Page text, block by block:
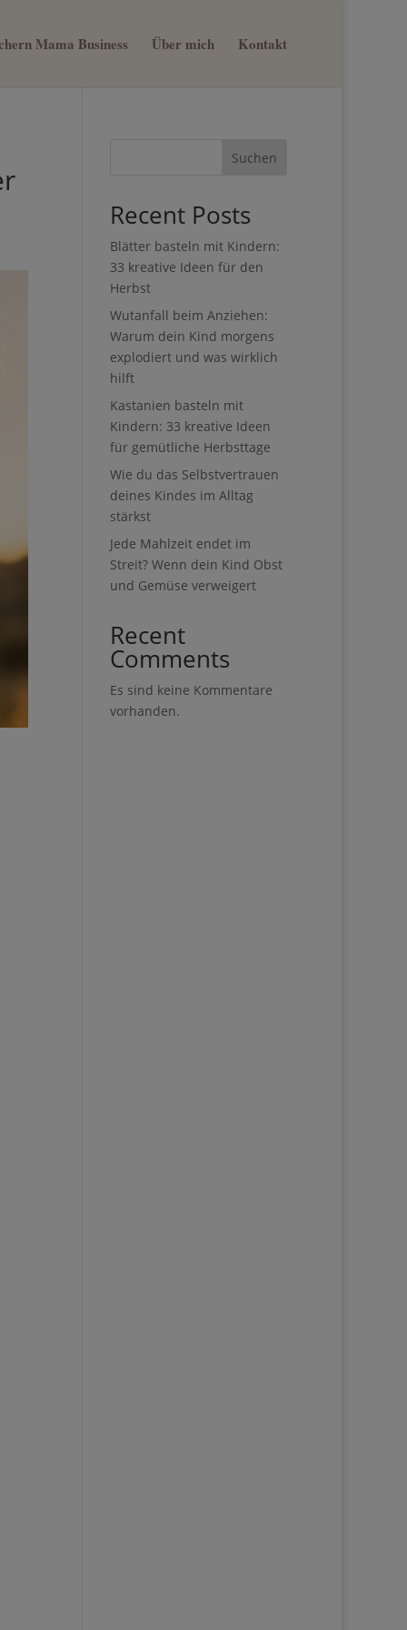
Mama Business Über mich Kontakt
Suchen
Recent Posts
Blätter basteln mit Kindern:
33 kreative Ideen für den
Herbst
Wutanfall beim Anziehen:
Warum dein Kind morgens
explodiert und was wirklich
hilft
Kastanien basteln mit
Kindern: 33 kreative Ideen
für gemütliche Herbsttage
Wie du das Selbstvertrauen
deines Kindes im Alltag
stärkst
Jede Mahlzeit endet im
Streit? Wenn dein Kind Obst
und Gemüse verweigert
Recent
Comments
Es sind keine Kommentare
vorhanden.